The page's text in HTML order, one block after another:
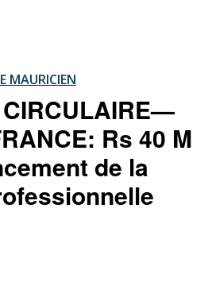
MAURICIEN
CIRCULAIRE—
Rs 40 M
de la